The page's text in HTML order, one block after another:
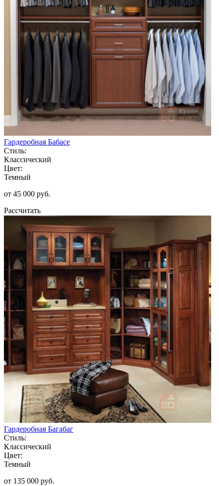
Гардеробная Бабасе
Стиль:
Классический
Цвет:
Темный
от 45 000 руб.
Рассчитать
Гардеробная Багабаг
Стиль:
Классический
Цвет:
Темный
от 135 000 руб.